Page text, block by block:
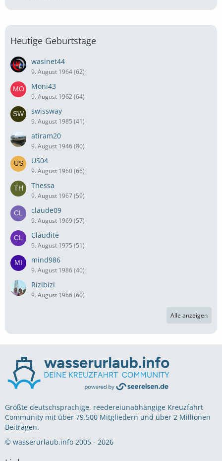
Heutige Geburtstage
wasinet44
9. August 1964 (62)
Moni43
9. August 1962 (64)
swissway
9. August 1985 (41)
atiram20
9. August 1946 (80)
US04
9. August 1960 (66)
Thessa
9. August 1967 (59)
claude09
9. August 1969 (57)
Claudite
9. August 1975 (51)
mind986
9. August 1986 (40)
Rizibizi
9. August 1966 (60)
Alle anzeigen
Größte deutschsprachige, reedereiunabhängige Kreuzfahrt
Community mit über 79.500 Mitgliedern und über 2 Millionen
Beiträgen.
© wasserurlaub.info 2005 - 2026